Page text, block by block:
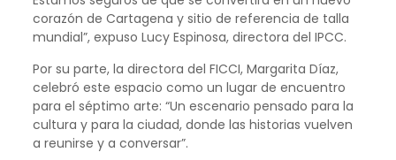
corazón de Cartagena y sitio de referencia de talla
mundial”, expuso Lucy Espinosa, directora del IPCC.
Por su parte, la directora del FICCI, Margarita Díaz,
celebró este espacio como un lugar de encuentro
para el séptimo arte: “Un escenario pensado para la
cultura y para la ciudad, donde las historias vuelven
a reunirse y a conversar”.